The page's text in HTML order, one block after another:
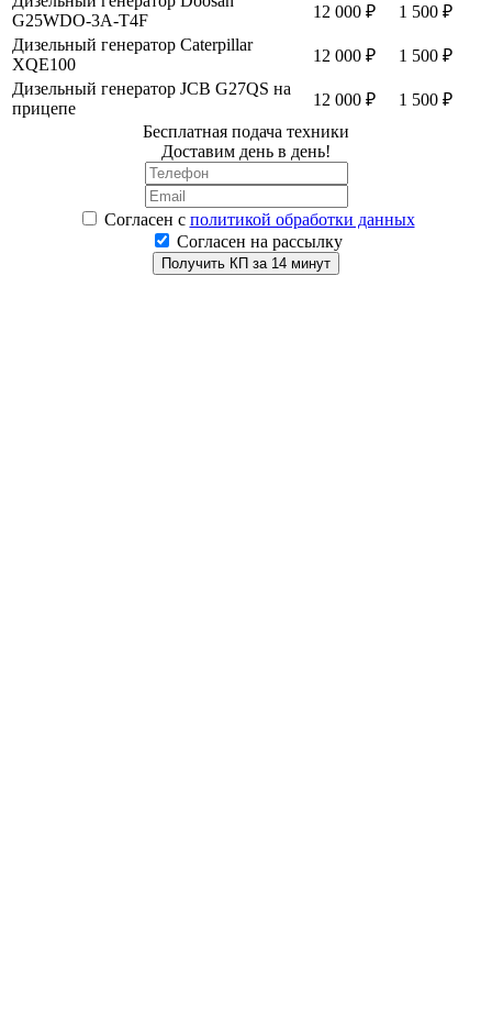
G25WDO-3A-T4F
12 000 ₽
1 500 ₽
Дизельный генератор Caterpillar
XQE100
12 000 ₽
1 500 ₽
Дизельный генератор JCB G27QS на
прицепе
12 000 ₽
1 500 ₽
Бесплатная подача техники
Доставим день в день!
Согласен с политикой обработки данных
Согласен на рассылку
Получить КП за 14 минут